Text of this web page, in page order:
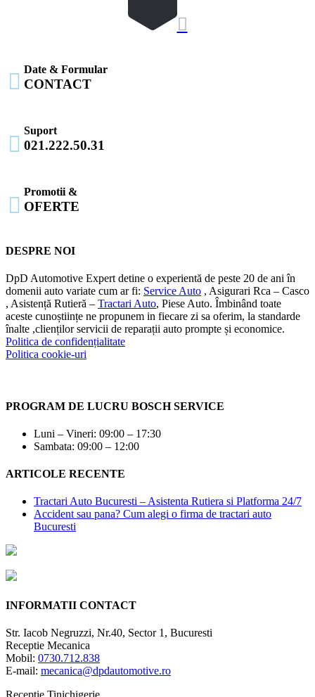

 Date & Formular
CONTACT

Suport
021.222.50.31

Promotii &
OFERTE
DESPRE NOI
DpD Automotive Expert detine o experientă de peste 20 de ani în
domenii auto variate cum ar fi: Service Auto , Asigurari Rca – Casco
, Asistență Rutieră – Tractari Auto, Piese Auto. Îmbinând toate
aceste cunoștiințe ne propunem in fiecare zi sa oferim, la standarde
înalte ,clienților servicii de reparații auto prompte și economice.
Politica de confidențialitate
Politica cookie-uri
PROGRAM DE LUCRU BOSCH SERVICE
Luni – Vineri: 09:00 – 17:30
Sambata: 09:00 – 12:00
ARTICOLE RECENTE
Tractari Auto Bucuresti – Asistenta Rutiera si Platforma 24/7
Accident sau pana? Cum alegi o firma de tractari auto
Bucuresti
INFORMATII CONTACT
Str. Iacob Negruzzi, Nr.40, Sector 1, Bucuresti
Receptie Mecanica
Mobil: 0730.712.838
E-mail: mecanica@dpdautomotive.ro
Receptie Tinichigerie